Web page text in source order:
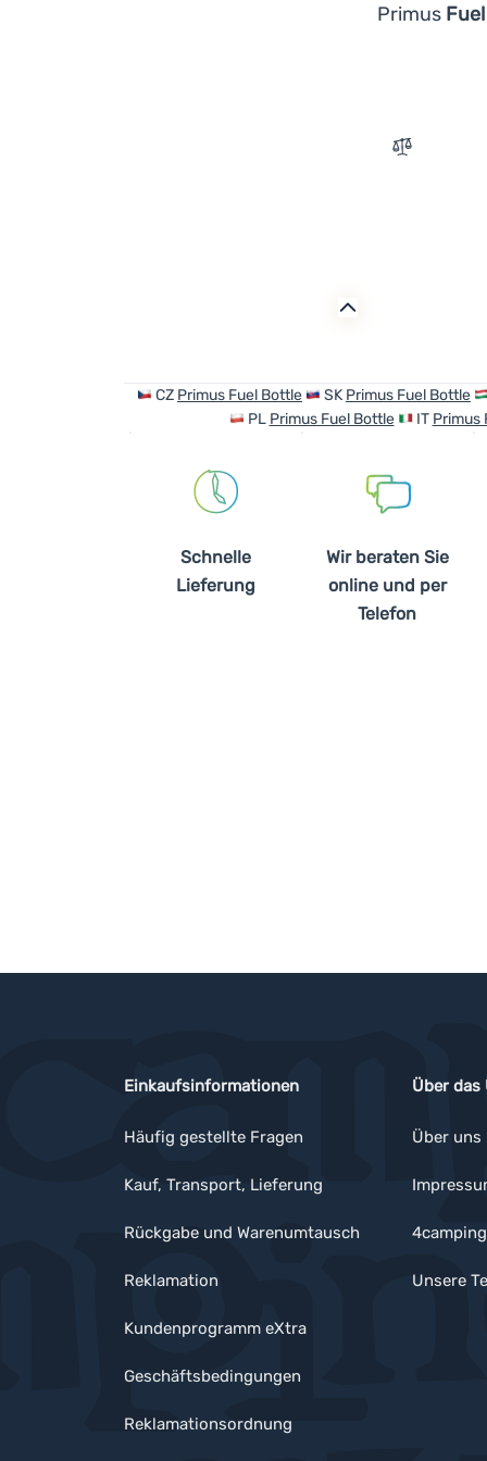
Primus
Zum
CZ Primus Fuel Bottle SK Primus Fuel Bottle
PL Primus Fuel Bottle IT Primus
Schnelle
Lieferung
Wir beraten Sie
online und per
Telefon
Einkaufsinformationen
Häufig gestellte Fragen
Kauf, Transport, Lieferung
Rückgabe und Warenumtausch
Reklamation
Kundenprogramm eXtra
Geschäftsbedingungen
Reklamationsordnung
Über das
Über uns
Unsere